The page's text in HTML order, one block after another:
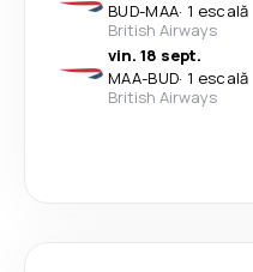
BUD-MAA· 1 escală
British Airways
vin. 18 sept.
MAA-BUD· 1 escală
British Airways